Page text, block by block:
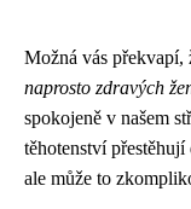
Možná vás překvapí,
naprosto zdravých
spokojeně v našem
těhotenství
ale může to